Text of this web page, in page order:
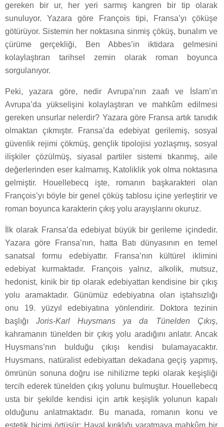
gereken bir ur, her yeri sarmış kangren bir tip olarak
sunuluyor. Yazara göre François tipi, Fransa’yı çöküşe
götürüyor. Sistemin her noktasına sinmiş çöküş, bunalım ve
çürüme gerçekliği, Ben Abbes’in iktidara gelmesini
kolaylaştıran tarihsel zemin olarak roman boyunca
sorgulanıyor.
Peki, yazara göre, nedir Avrupa’nın zaafı ve İslam’ın
Avrupa’da yükselişini kolaylaştıran ve mahkûm edilmesi
gereken unsurlar nelerdir? Yazara göre Fransa artık tanıdık
olmaktan çıkmıştır. Fransa’da edebiyat gerilemiş, sosyal
güvenlik rejimi çökmüş, gençlik tipolojisi yozlaşmış, sosyal
ilişkiler çözülmüş, siyasal partiler sistemi tıkanmış, aile
değerlerinden eser kalmamış, Katoliklik yok olma noktasına
gelmiştir. Houellebecq işte, romanın başkarakteri olan
François’yı böyle bir genel çöküş tablosu içine yerleştirir ve
roman boyunca karakterin çıkış yolu arayışlarını okuruz.
İlk olarak Fransa’da edebiyat büyük bir gerileme içindedir.
Yazara göre Fransa’nın, hatta Batı dünyasının en temel
sanatsal formu edebiyattır. Fransa’nın kültürel iklimini
edebiyat kurmaktadır. François yalnız, alkolik, mutsuz,
hedonist, kinik bir tip olarak edebiyattan kendisine bir çıkış
yolu aramaktadır. Günümüz edebiyatına olan iştahsızlığı
onu 19. yüzyıl edebiyatına yönlendirir. Doktora tezinin
başlığıJoris-Karl Huysmans ya da Tünelden Çıkış,
kahramanın tünelden bir çıkış yolu aradığını anlatır. Ancak
Huysmans’nın bulduğu çıkışı kendisi bulamayacaktır.
Huysmans, natüralist edebiyattan dekadana geçiş yapmış,
ömrünün sonuna doğru ise nihilizme tepki olarak keşişliği
tercih ederek tünelden çıkış yolunu bulmuştur. Houellebecq
usta bir şekilde kendisi için artık keşişlik yolunun kapalı
olduğunu anlatmaktadır. Bu manada, romanın konu ve
estetik biçimi örtüşür: Hayal kırıklığı yaratmaya mahkûm bir